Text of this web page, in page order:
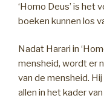
‘Homo Deus’ is het
boeken kunnen los
Nadat Harari in
mensheid, wordt er
van de mensheid.
allen in het kader